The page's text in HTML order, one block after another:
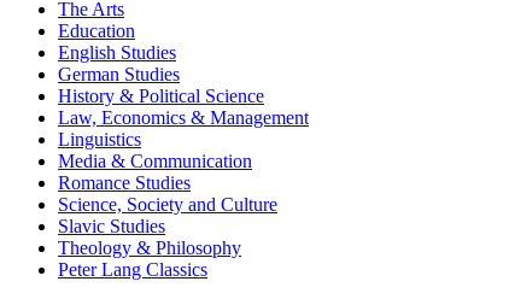
The Arts
Education
English Studies
German Studies
History & Political Science
Law, Economics & Management
Linguistics
Media & Communication
Romance Studies
Science, Society and Culture
Slavic Studies
Theology & Philosophy
Peter Lang Classics